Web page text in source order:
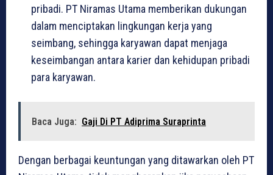
pribadi. PT Niramas Utama memberikan dukungan
dalam menciptakan lingkungan kerja yang
seimbang, sehingga karyawan dapat menjaga
keseimbangan antara karier dan kehidupan pribadi
para karyawan.
Baca Juga: Gaji Di PT Adiprima Suraprinta
Dengan berbagai keuntungan yang ditawarkan oleh PT